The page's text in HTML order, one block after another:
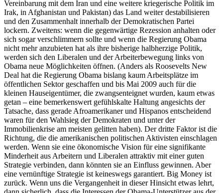
Vereinbarung mit dem Iran und eine weitere kriegerische Politik im
Irak, in Afghanistan und Pakistan) das Land weiter destabilisieren
und den Zusammenhalt innerhalb der Demokratischen Partei
lockern. Zweitens: wenn die gegenwärtige Rezession anhalten oder
sich sogar verschlimmern sollte und wenn die Regierung Obama
nicht mehr anzubieten hat als ihre bisherige halbherzige Politik,
werden sich den Liberalen und der Arbeiterbewegung links von
Obama neue Möglichkeiten öffnen. (Anders als Roosevelts New
Deal hat die Regierung Obama bislang kaum Arbeitsplätze im
öffentlichen Sektor geschaffen und bis Mai 2009 auch für die
kleinen Hauseigentümer, die zwangsenteignet wurden, kaum etwas
getan – eine bemerkenswert gefühlskalte Haltung angesichts der
Tatsache, dass gerade Afroamerikaner und Hispanos entscheidend
waren für den Wahlsieg der Demokraten und unter der
Immobilienkrise am meisten gelitten haben). Der dritte Faktor ist die
Richtung, die die amerikanischen politischen Aktivisten einschlagen
werden. Wenn sie eine ökonomische Vision für eine signifikante
Minderheit aus Arbeitern und Liberalen attraktiv mit einer guten
Strategie verbinden, dann könnten sie an Einfluss gewinnen. Aber
eine vernünftige Strategie ist keineswegs garantiert. Big Money ist
zurück. Wenn uns die Vergangenheit in dieser Hinsicht etwas lehrt,